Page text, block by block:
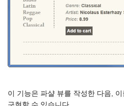
이 기능은 파샬 뷰를 작성한 다음,